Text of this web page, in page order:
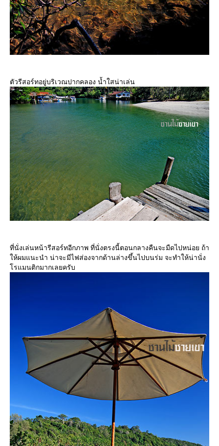
ตัวรีสอร์ทอยู่บริเวณปากคลอง น้ำใสน่าเล่น
ที่นั่งเล่นหน้ารีสอร์ทอีกภาพ ที่นั่งตรงนี้ตอนกลางคืนจะมืดไปหน่อย ถ้า
ห้ผมแนะนำ น่าจะมีไฟส่องจากด้านล่างขึ้นไปบนร่ม จะทำให้น่านั่ง
รแมนติกมากเลยครับ